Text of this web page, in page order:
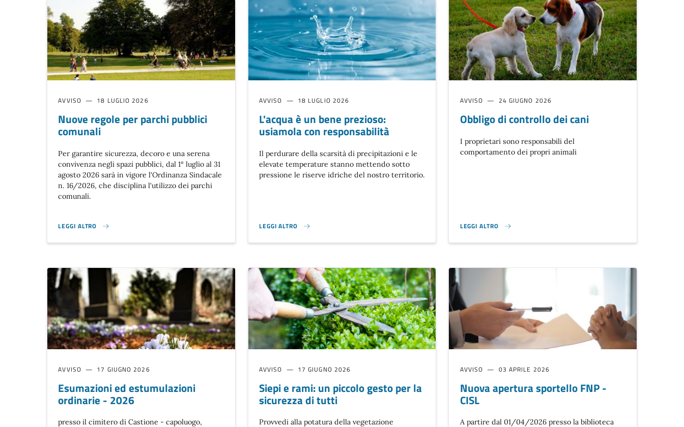
AVVISO 18 LUGLIO 2026
Nuove regole per parchi pubblici
comunali
Per garantire sicurezza, decoro e una serena
convivenza negli spazi pubblici, dal 1° luglio al 31
agosto 2026 sarà in vigore l'Ordinanza Sindacale
n. 16/2026, che disciplina l'utilizzo dei parchi
comunali.
LEGGI ALTRO
NUOVE REGOLE PER PARCHI PUBBLICI COMUNALI}
AVVISO 18 LUGLIO 2026
L'acqua è un bene prezioso:
usiamola con responsabilità
Il perdurare della scarsità di precipitazioni e le
elevate temperature stanno mettendo sotto
pressione le riserve idriche del nostro territorio.
LEGGI ALTRO
L'ACQUA È UN BENE PREZIOSO: USIAMOLA CON RESPONSABILITÀ}
AVVISO 24 GIUGNO 2026
Obbligo di controllo dei cani
I proprietari sono responsabili del
comportamento dei propri animali
LEGGI ALTRO
OBBLIGO DI CONTROLLO DEI CANI}
AVVISO 17 GIUGNO 2026
Esumazioni ed estumulazioni
ordinarie - 2026
presso il cimitero di Castione - capoluogo,
AVVISO 17 GIUGNO 2026
Siepi e rami: un piccolo gesto per la
sicurezza di tutti
Provvedi alla potatura della vegetazione
AVVISO 03 APRILE 2026
Nuova apertura sportello FNP -
CISL
A partire dal 01/04/2026 presso la biblioteca